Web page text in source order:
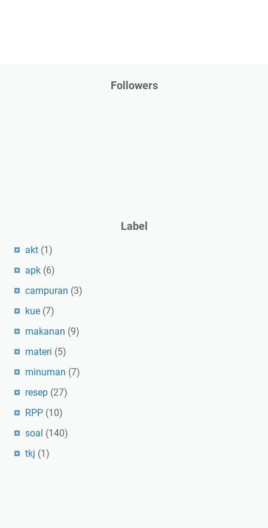
Followers
Label
akt (1)
apk (6)
campuran (3)
kue (7)
makanan (9)
materi (5)
minuman (7)
resep (27)
RPP (10)
soal (140)
tkj (1)